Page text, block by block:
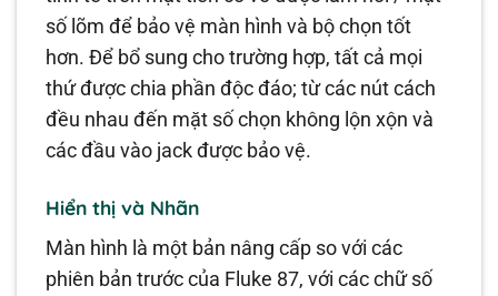
số lõm để bảo vệ màn hình và bộ chọn tốt
hơn. Để bổ sung cho trường hợp, tất cả mọi
thứ được chia phần độc đáo; từ các nút cách
đều nhau đến mặt số chọn không lộn xộn và
các đầu vào jack được bảo vệ.
Hiển thị và Nhãn
Màn hình là một bản nâng cấp so với các
phiên bản trước của Fluke 87, với các chữ số